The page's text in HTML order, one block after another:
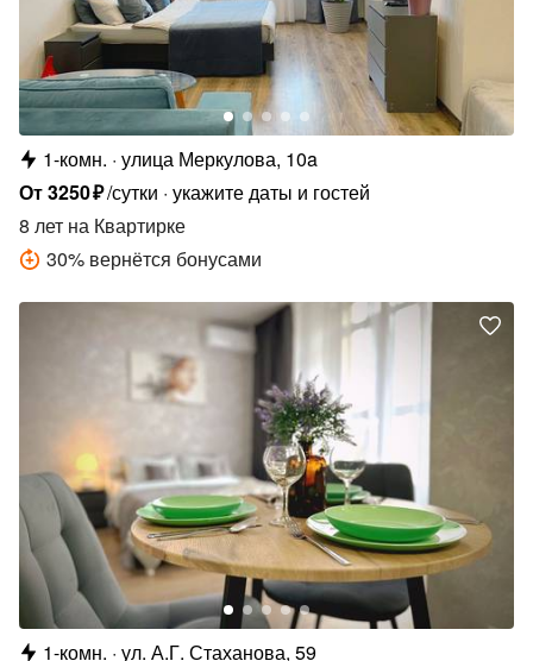
1-комн. улица Меркулова, 10a
От3250₽/сутки укажите даты и гостей
8 лет на Квартирке
30% вернётся бонусами
1-комн. ул. А.Г. Стаханова, 59